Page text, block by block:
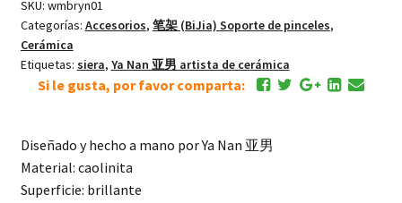
SKU: wmbryn01
Categorías: Accesorios, 笔架 (BiJia) Soporte de pinceles,
Cerámica
Etiquetas: siera, Ya Nan 亚男 artista de cerámica
Si le gusta, por favor comparta:
Diseñado y hecho a mano por Ya Nan 亚男
Material: caolinita
Superficie: brillante